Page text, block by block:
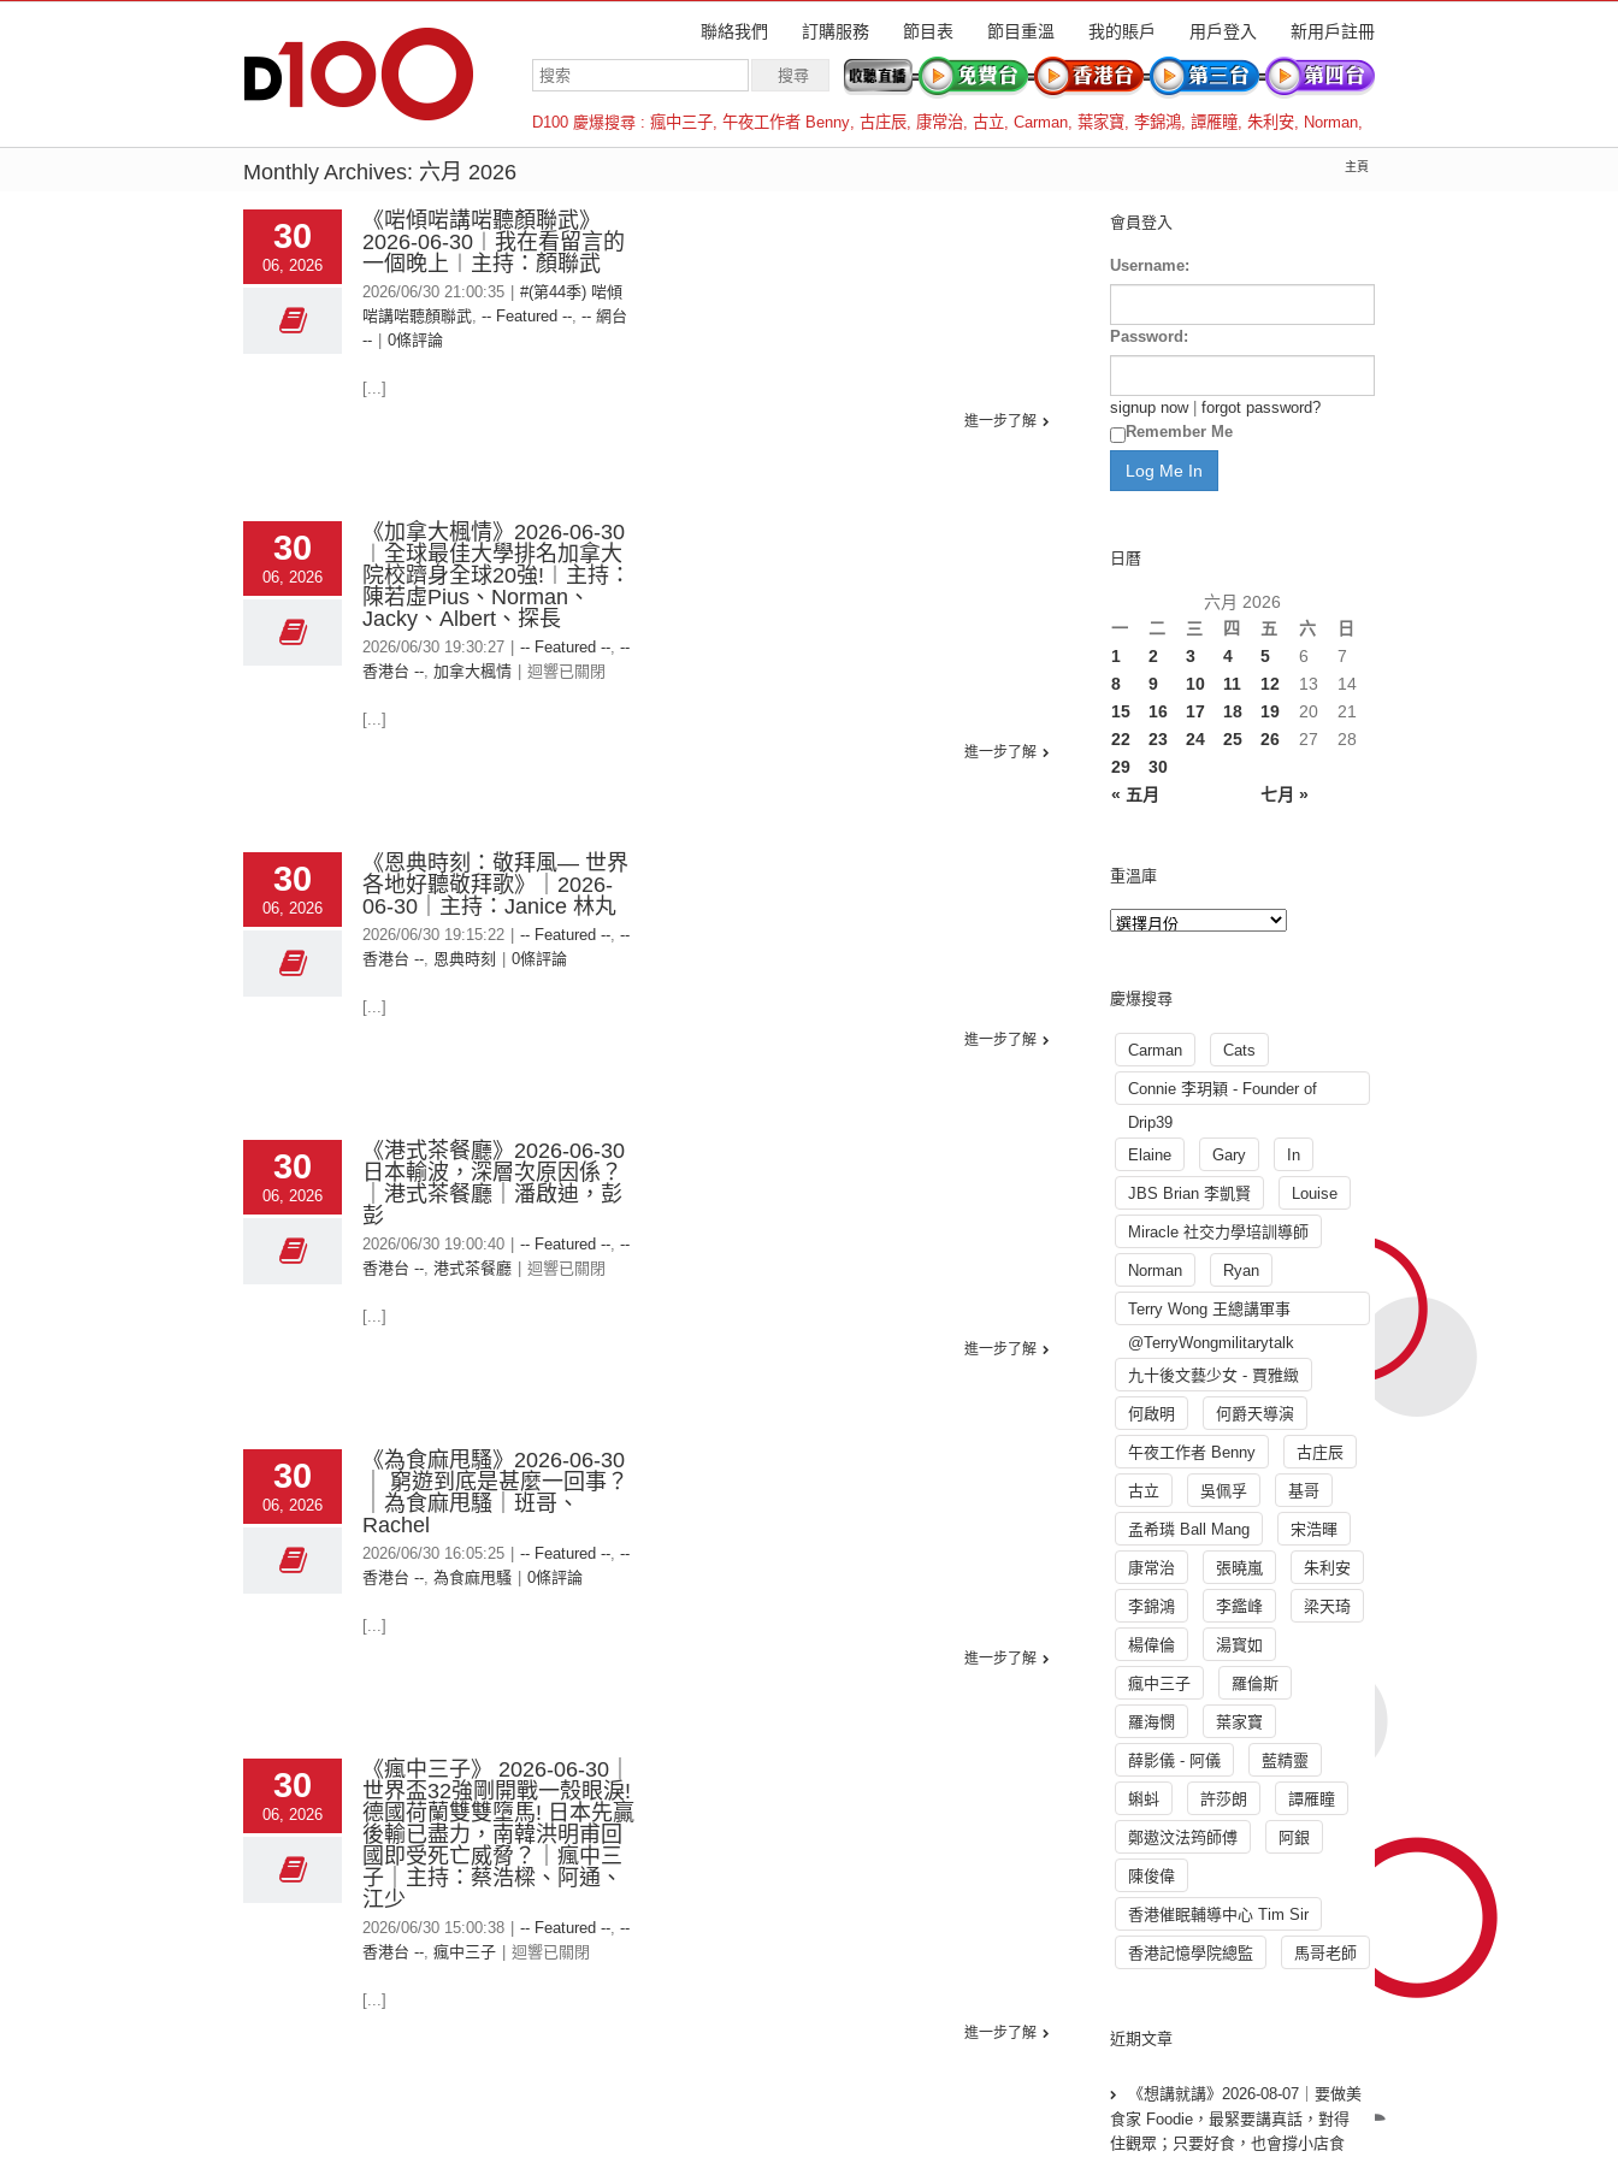
聯絡我們 訂購服務 節目表 節目重溫 我的賬戶 用戶登入 新用戶註冊
D100 慶爆搜尋 : 瘋中三子, 午夜工作者 Benny, 古庄辰, 康常治, 古立, Carman, 葉家寶, 李錦鴻, 譚雁瞳, 朱利安, Norman,
羅倫斯
Monthly Archives: 六月 2026 主頁
30
06, 2026
《啱傾啱講啱聽顏聯武》
2026-06-30︱我在看留言的
一個晚上︱主持：顏聯武
2026/06/30 21:00:35
#(第44季) 啱傾
啱講啱聽顏聯武, -- Featured --, -- 網台
--
0條評論
[...]
進一步了解
30
06, 2026
《加拿大楓情》2026-06-30
︱全球最佳大學排名加拿大
院校躋身全球20強!︱主持：
陳若虛Pius、Norman、
Jacky、Albert、探長
2026/06/30 19:30:27 -- Featured --, --
香港台 --, 加拿大楓情 迴響已關閉
[...]
進一步了解
30
06, 2026
《恩典時刻：敬拜風— 世界
各地好聽敬拜歌》｜2026-
06-30｜主持：Janice 林丸
2026/06/30 19:15:22 -- Featured --, --
香港台 --, 恩典時刻 0條評論
[...]
進一步了解
30
06, 2026
《港式茶餐廳》2026-06-30
日本輸波，深層次原因係？
｜港式茶餐廳｜潘啟迪，彭
彭
2026/06/30 19:00:40 -- Featured --, --
香港台 --, 港式茶餐廳 迴響已關閉
[...]
進一步了解
30
06, 2026
《為食麻甩騷》2026-06-30
｜ 窮遊到底是甚麼一回事？
｜為食麻甩騷｜班哥、
Rachel
2026/06/30 16:05:25 -- Featured --, --
香港台 --, 為食麻甩騷 0條評論
[...]
進一步了解
30
06, 2026
《瘋中三子》 2026-06-30｜
世界盃32強剛開戰一殼眼淚!
德國荷蘭雙雙墮馬! 日本先贏
後輸已盡力，南韓洪明甫回
國即受死亡威脅？｜瘋中三
子｜主持：蔡浩樑、阿通、
江少
2026/06/30 15:00:38 -- Featured --, --
香港台 --, 瘋中三子 迴響已關閉
[...]
進一步了解
會員登入
Username:
Password:
signup now| forgot password?
Remember Me
日曆
六月 2026
一
二 三 四 五 六 日
« 五月 七月 »
1 2 3 4 5 6
7
8
9 10 11 12 13
14
15
16 17 18 19 20
21
22
23 24 25 26 27
28
29
30
重溫庫
慶爆搜尋
Carman Cats
Connie 李玥穎 - Founder of
Drip39
Elaine
Gary In
JBS Brian 李凱賢 Louise
Miracle 社交力學培訓導師
Norman Ryan
Terry Wong 王總講軍事
@TerryWongmilitarytalk
九十後文藝少女 - 賈雅緻
何啟明 何爵天導演
午夜工作者 Benny 古庄辰
古立 吳佩孚 基哥
孟希璘 Ball Mang 宋浩暉
康常治 張曉嵐 朱利安
李錦鴻 李鑑峰 梁天琦
楊偉倫 湯寳如
瘋中三子 羅倫斯
羅海憫 葉家寶
薛影儀 - 阿儀 藍精靈
蝌蚪 許莎朗 譚雁瞳
鄭遨汶法筠師傅 阿銀
陳俊偉
香港催眠輔導中心 Tim Sir
香港記憶學院總監 馬哥老師
近期文章
《想講就講》2026-08-07｜要做美
食家 Foodie，最緊要講真話，對得
住觀眾；只要好食，也會撐小店食